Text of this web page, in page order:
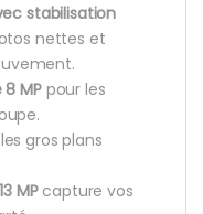
stabilisation
nettes et
MPpour les
gros plans
MPcapture vos